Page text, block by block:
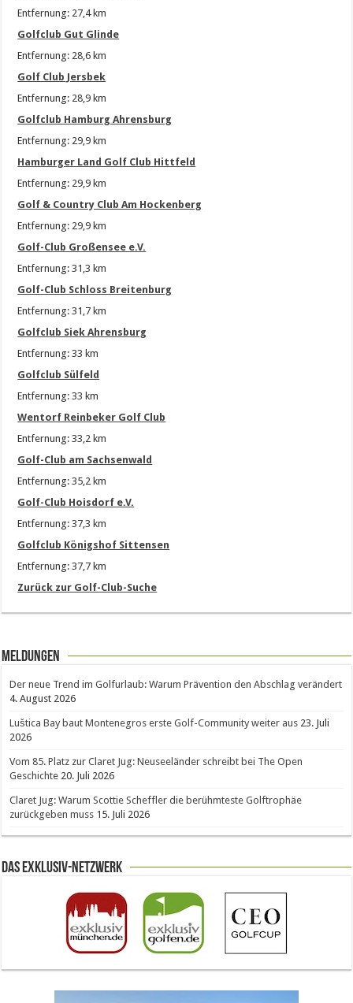
Entfernung: 27,4 km
Golfclub Gut Glinde
Entfernung: 28,6 km
Golf Club Jersbek
Entfernung: 28,9 km
Golfclub Hamburg Ahrensburg
Entfernung: 29,9 km
Hamburger Land Golf Club Hittfeld
Entfernung: 29,9 km
Golf & Country Club Am Hockenberg
Entfernung: 29,9 km
Golf-Club Großensee e.V.
Entfernung: 31,3 km
Golf-Club Schloss Breitenburg
Entfernung: 31,7 km
Golfclub Siek Ahrensburg
Entfernung: 33 km
Golfclub Sülfeld
Entfernung: 33 km
Wentorf Reinbeker Golf Club
Entfernung: 33,2 km
Golf-Club am Sachsenwald
Entfernung: 35,2 km
Golf-Club Hoisdorf e.V.
Entfernung: 37,3 km
Golfclub Königshof Sittensen
Entfernung: 37,7 km
Zurück zur Golf-Club-Suche
Meldungen
Der neue Trend im Golfurlaub: Warum Prävention den Abschlag verändert
4. August 2026
Luštica Bay baut Montenegros erste Golf-Community weiter aus 23. Juli
2026
Vom 85. Platz zur Claret Jug: Neuseeländer schreibt bei The Open
Geschichte 20. Juli 2026
Claret Jug: Warum Scottie Scheffler die berühmteste Golftrophäe
zurückgeben muss 15. Juli 2026
Das Exklusiv-Netzwerk